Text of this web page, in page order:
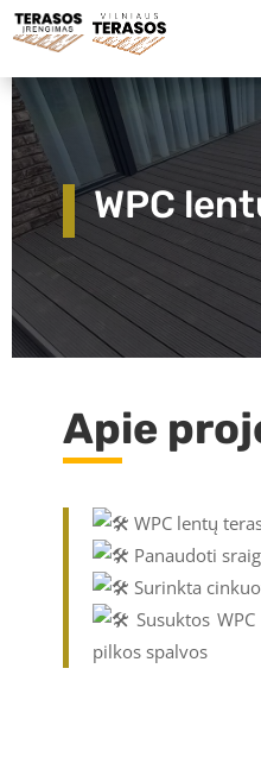
WPC
Apie
WPC lentų
Panaudoti
Surinkta
Susuktos
pilkos spalvos